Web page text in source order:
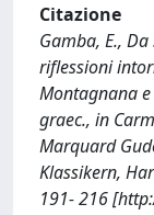
Citazione
Gamba, E.,
riflessioni
Montagnana
graec., in
Marquard
Klassikern,
191- 216